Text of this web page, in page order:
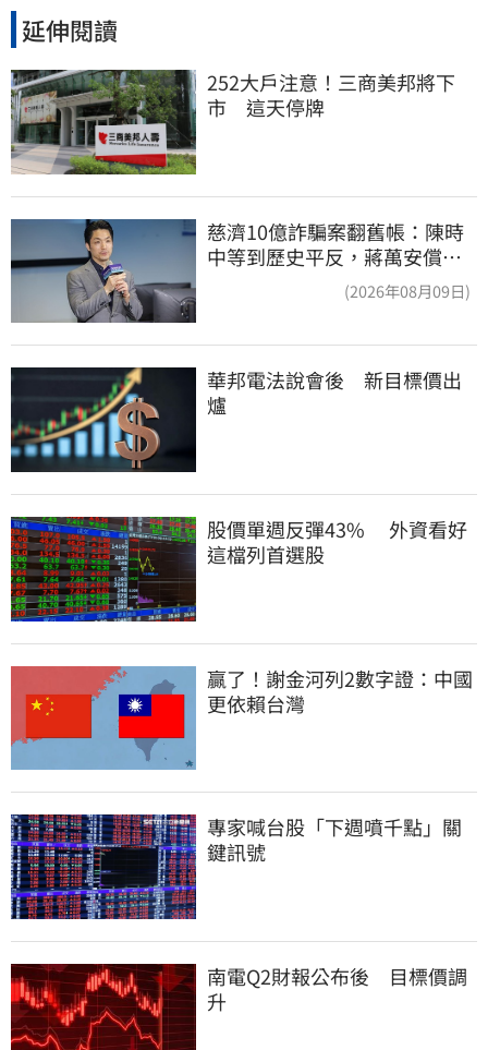
延伸閱讀
252大戶注意！三商美邦將下
市　這天停牌
慈濟10億詐騙案翻舊帳：陳時
中等到歷史平反，蔣萬安償還
(2026年08月09日)
華邦電法說會後　新目標價出
爐
股價單週反彈43%　 外資看好
這檔列首選股
贏了！謝金河列2數字證：中國
更依賴台灣
專家喊台股「下週噴千點」關
鍵訊號
南電Q2財報公布後　目標價調
升